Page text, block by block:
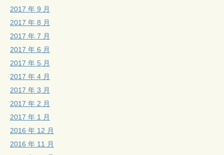
2017 年 9 月
2017 年 8 月
2017 年 7 月
2017 年 6 月
2017 年 5 月
2017 年 4 月
2017 年 3 月
2017 年 2 月
2017 年 1 月
2016 年 12 月
2016 年 11 月